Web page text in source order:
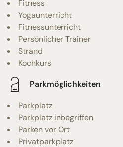
Fitness
Yogaunterricht
Fitnessunterricht
Persönlicher Trainer
Strand
Kochkurs
Parkmöglichkeiten
Parkplatz
Parkplatz inbegriffen
Parken vor Ort
Privatparkplatz